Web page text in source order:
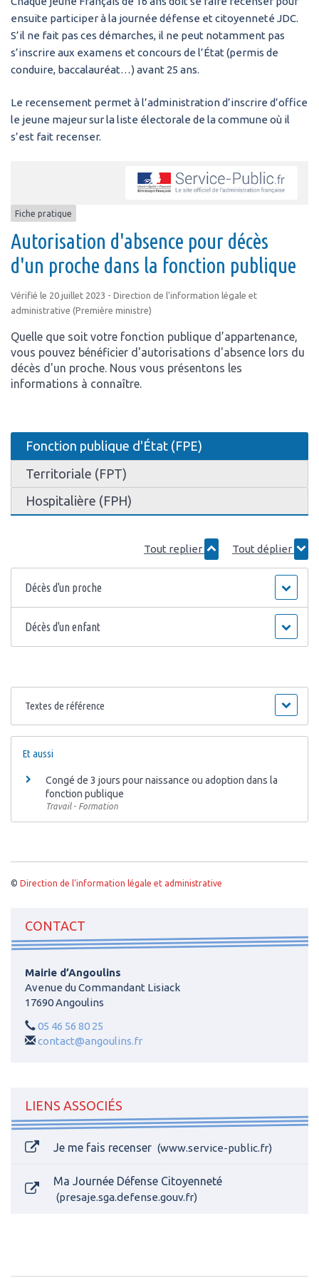
ensuite participer à la journée défense et citoyenneté JDC.
S’il ne fait pas ces démarches, il ne peut notamment pas
s’inscrire aux examens et concours de l’État (permis de
conduire, baccalauréat…) avant 25 ans.
Le recensement permet à l’administration d’inscrire d’office
le jeune majeur sur la liste électorale de la commune où il
s’est fait recenser.
Fiche pratique
Autorisation d'absence pour décès
d'un proche dans la fonction publique
Vérifié le 20 juillet 2023 - Direction de l'information légale et
administrative (Première ministre)
Quelle que soit votre fonction publique d’appartenance,
vous pouvez bénéficier d'autorisations d'absence lors du
décès d'un proche. Nous vous présentons les
informations à connaître.
Fonction publique d'État (FPE)
Territoriale (FPT)
Hospitalière (FPH)
Tout replier Tout déplier
Décès d'un proche
Décès d'un enfant
Textes de référence
Et aussi
Congé de 3 jours pour naissance ou adoption dans la
fonction publique
Travail - Formation
© Direction de l'information légale et administrative
CONTACT
Mairie d’Angoulins
Avenue du Commandant Lisiack
17690 Angoulins
05 46 56 80 25
contact@angoulins.fr
LIENS ASSOCIÉS
Je me fais recenser www.service-public.fr
Ma Journée Défense Citoyenneté
presaje.sga.defense.gouv.fr